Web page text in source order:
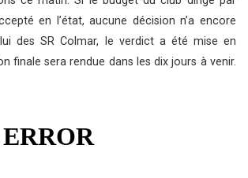
en l’état, aucune décision n’a encore
des SR Colmar, le verdict a été mise en
finale sera rendue dans les dix jours à venir.